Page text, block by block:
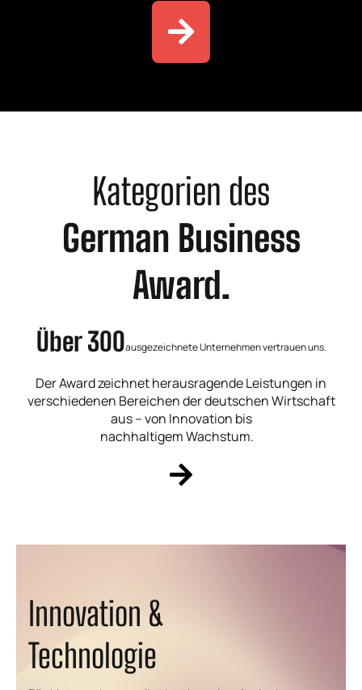
Kategorien des
German Business
Award.
Über 300ausgezeichnete Unternehmen vertrauen uns.
Der Award zeichnet herausragende Leistungen in
verschiedenen Bereichen der deutschen Wirtschaft
aus – von Innovation bis
nachhaltigem Wachstum.
Innovation &
Technologie